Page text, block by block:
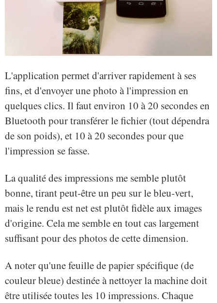
L'application permet d'arriver rapidement à ses
fins, et d'envoyer une photo à l'impression en
quelques clics. Il faut environ 10 à 20 secondes en
Bluetooth pour transférer le fichier (tout dépendra
de son poids), et 10 à 20 secondes pour que
l'impression se fasse.
La qualité des impressions me semble plutôt
bonne, tirant peut-être un peu sur le bleu-vert,
mais le rendu est net est plutôt fidèle aux images
d'origine. Cela me semble en tout cas largement
suffisant pour des photos de cette dimension.
A noter qu'une feuille de papier spécifique (de
couleur bleue) destinée à nettoyer la machine doit
être utilisée toutes les 10 impressions. Chaque